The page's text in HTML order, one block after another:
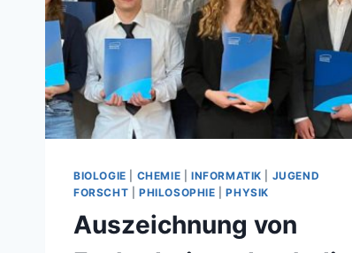
BIOLOGIE CHEMIE INFORMATIK
JUGEND
FORSCHT
PHILOSOPHIE |PHYSIK
Auszeichnung von